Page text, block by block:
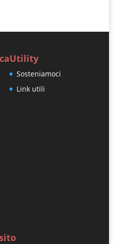
Utility
Sosteniamoci
Link utili